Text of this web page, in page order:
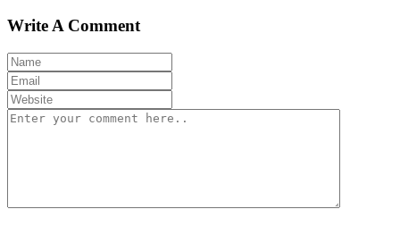
Write A Comment